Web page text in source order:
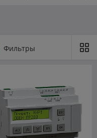
Фильтры